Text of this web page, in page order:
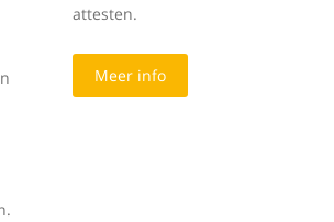
attesten.
Meer info